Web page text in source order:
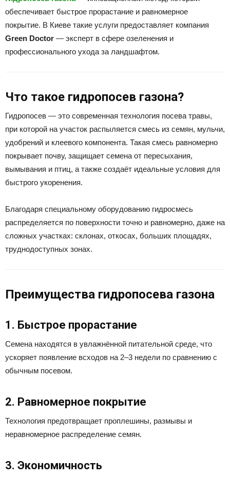
обеспечивает быстрое прорастание и равномерное
покрытие. В Киеве такие услуги предоставляет компания
Green Doctor — эксперт в сфере озеленения и
профессионального ухода за ландшафтом.
Что такое гидропосев газона?
Гидропосев — это современная технология посева травы,
при которой на участок распыляется смесь из семян, мульчи,
удобрений и клеевого компонента. Такая смесь равномерно
покрывает почву, защищает семена от пересыхания,
вымывания и птиц, а также создаёт идеальные условия для
быстрого укоренения.
Благодаря специальному оборудованию гидросмесь
распределяется по поверхности точно и равномерно, даже на
сложных участках: склонах, откосах, больших площадях,
труднодоступных зонах.
Преимущества гидропосева газона
1. Быстрое прорастание
Семена находятся в увлажнённой питательной среде, что
ускоряет появление всходов на 2–3 недели по сравнению с
обычным посевом.
2. Равномерное покрытие
Технология предотвращает проплешины, размывы и
неравномерное распределение семян.
3. Экономичность